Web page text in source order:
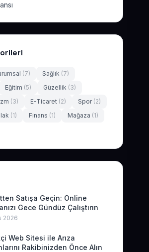
(7) Sağlık (7)
Eğitim (5) Güzellik (3)
(3) E-Ticaret (2) Spor (2)
(1) Finans (1) Mağaza (1)
Satışa Geçin: Online
Gece Gündüz Çalıştırın
2026
Web Sitesi ile Arıza
Rakibinizden Önce Alın